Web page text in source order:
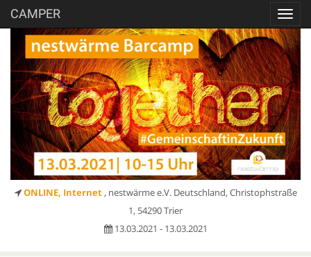
CAMPER
ONLINE, Internet , nestwärme e.V. Deutschland, Christophstraße
1, 54290 Trier
13.03.2021 - 13.03.2021